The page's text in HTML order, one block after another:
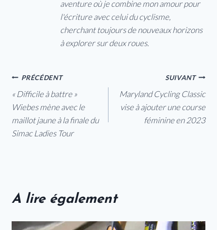
aventure où je combine mon amour pour
l'écriture avec celui du cyclisme,
cherchant toujours de nouveaux horizons
à explorer sur deux roues.
Navigation
de
l’article
PRÉCÉDENT
« Difficile à battre »
Wiebes mène avec le
maillot jaune à la finale du
Simac Ladies Tour
SUIVANT
Maryland Cycling Classic
vise à ajouter une course
féminine en 2023
A lire également